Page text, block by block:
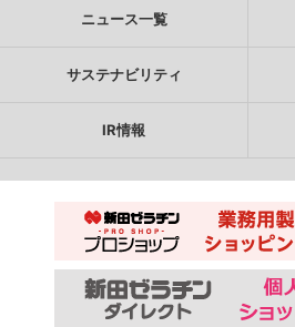
ニュース一覧
サステナビリティ
IR情報